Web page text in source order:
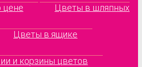
цене Цветы в шляпных
Цветы в ящике
и корзины цветов